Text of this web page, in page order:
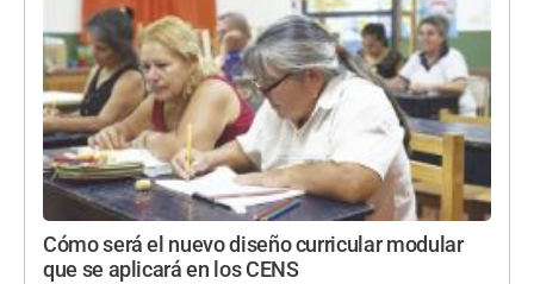
Cómo será el nuevo diseño curricular modular
que se aplicará en los CENS